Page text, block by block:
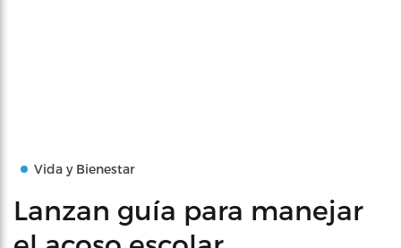
Vida y Bienestar
Lanzan guía para manejar